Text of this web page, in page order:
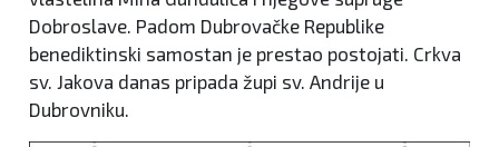
Dobroslave. Padom Dubrovačke Republike
benediktinski samostan je prestao postojati. Crkva
sv. Jakova danas pripada župi sv. Andrije u
Dubrovniku.